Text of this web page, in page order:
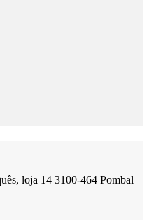
loja 14 3100-464 Pombal